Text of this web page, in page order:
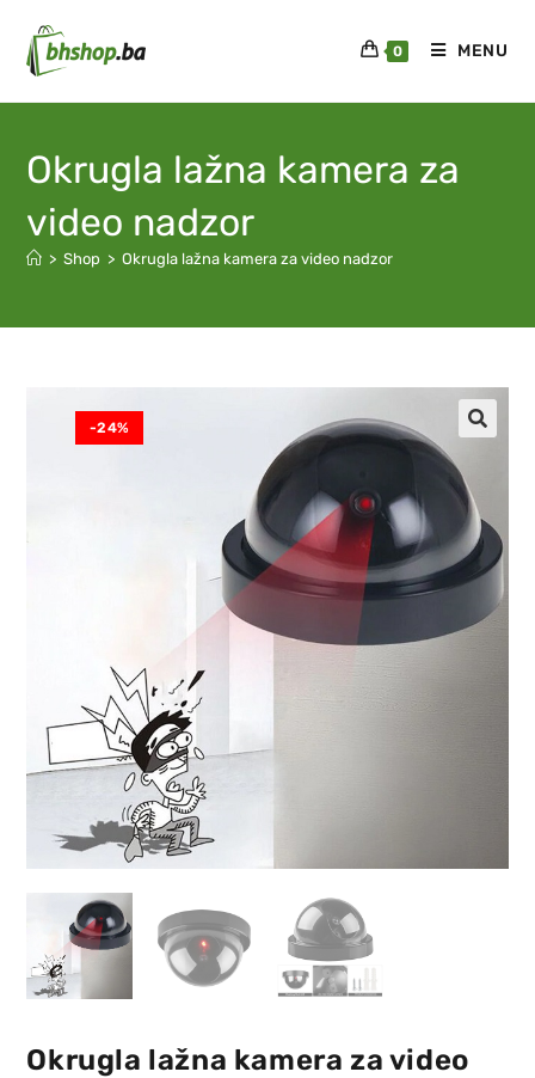
0 MENU
Okrugla lažna kamera za
video nadzor
> Shop > Okrugla lažna kamera za video nadzor
-24%
Okrugla lažna kamera za video